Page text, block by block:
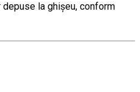
la ghișeu, conform